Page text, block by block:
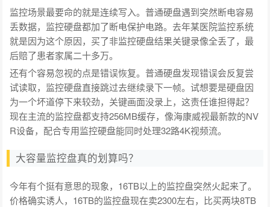
监控场景最要命的就是连续写入。普通硬盘遇到突然断电容易
丢数据，监控硬盘都加了断电保护电路。去年某医院监控系统
就是因为这个原因，买了非监控硬盘结果关键录像全丢了，最
后赔了患者家属二十多万。
还有个容易忽视的点是错误恢复。普通硬盘发现错误会反复尝
试读取，监控硬盘直接跳过去继续录下一帧。试想要是硬盘因
为一个坏道停下来较劲，关键画面没录上，这责任谁担得起？
现在主流的监控盘都支持256MB缓存，像海康威视最新款的NV
R设备，配合专用监控硬盘能同时处理32路4K视频流。
大容量监控盘真的划算吗？
今年有个挺有意思的现象，16TB以上的监控盘突然火起来了。
价格确实诱人，16TB的监控盘现在卖2300左右，比买两块8TB